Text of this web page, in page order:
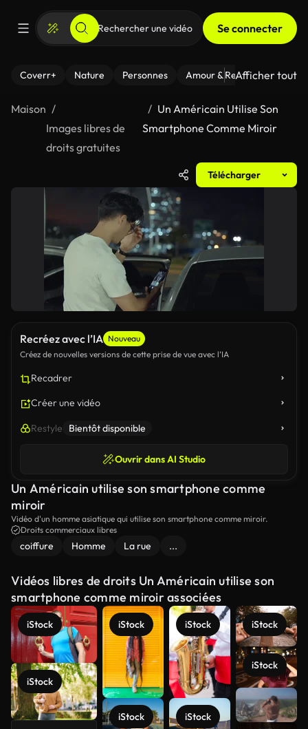
Se connecter
Coverr+ Nature Personnes Amour & Relations Le
Afficher tout
Maison
Images libres de
droits gratuites
Un Américain Utilise Son
Smartphone Comme Miroir
Télécharger
Recréez avec l’IA Nouveau
Créez de nouvelles versions de cette prise de vue avec l’IA
Recadrer
Créer une vidéo
Restyle Bientôt disponible
Ouvrir dans AI Studio
Un Américain utilise son smartphone comme
miroir
Vidéo d'un homme asiatique qui utilise son smartphone comme miroir.
Droits commerciaux libres
coiffure Homme La rue ...
Vidéos libres de droits Un Américain utilise son
smartphone comme miroir associées
iStock
iStock
iStock
iStock
iStock
iStock
iStock
iStock
Voir plus